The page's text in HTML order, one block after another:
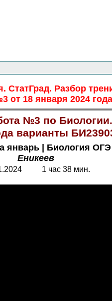
СтатГрад. Разбор
от 18 января 2024
№3 по
варианты
январь | Биология
Еникеев
1 час 38 мин.